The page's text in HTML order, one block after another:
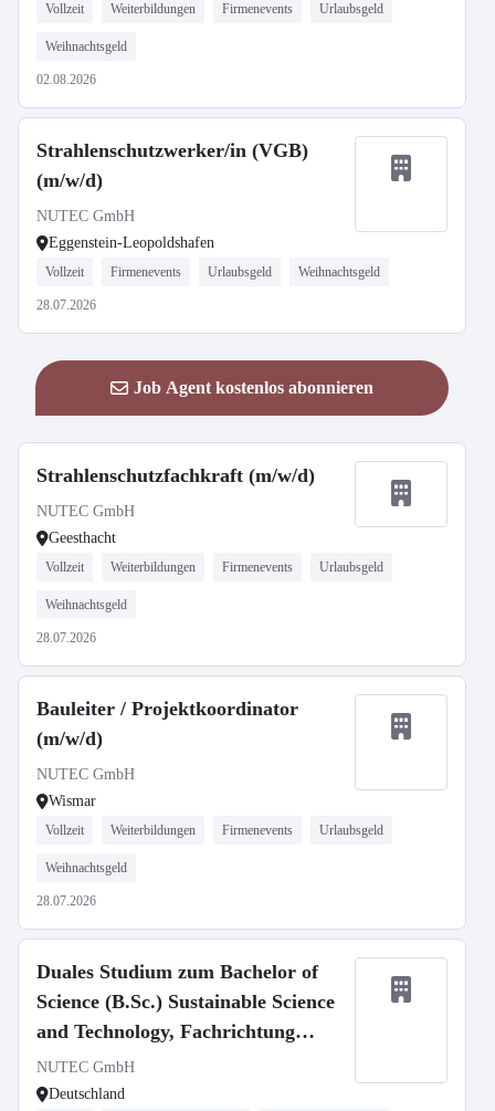
Vollzeit Weiterbildungen Firmenevents Urlaubsgeld
Weihnachtsgeld
02.08.2026
Strahlenschutzwerker/in (VGB)
(m/w/d)
NUTEC GmbH
Eggenstein-Leopoldshafen
Vollzeit Firmenevents Urlaubsgeld Weihnachtsgeld
28.07.2026
Job Agent kostenlos abonnieren
Strahlenschutzfachkraft (m/w/d)
NUTEC GmbH
Geesthacht
Vollzeit Weiterbildungen Firmenevents Urlaubsgeld
Weihnachtsgeld
28.07.2026
Bauleiter / Projektkoordinator
(m/w/d)
NUTEC GmbH
Wismar
Vollzeit Weiterbildungen Firmenevents Urlaubsgeld
Weihnachtsgeld
28.07.2026
Duales Studium zum Bachelor of
Science (B.Sc.) Sustainable Science
and Technology, Fachrichtung
Strahlenschutz (m/w/d)
NUTEC GmbH
Deutschland